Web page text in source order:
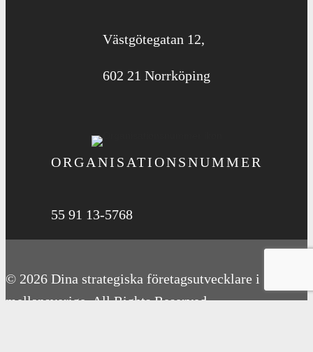
Västgötegatan 12,
602 21 Norrköping
ORGANISATIONS­NUMMER
55 91 13-5768
© 2026 Dina strategiska företagsutvecklare i
mellansverige. All Rights Reserved.